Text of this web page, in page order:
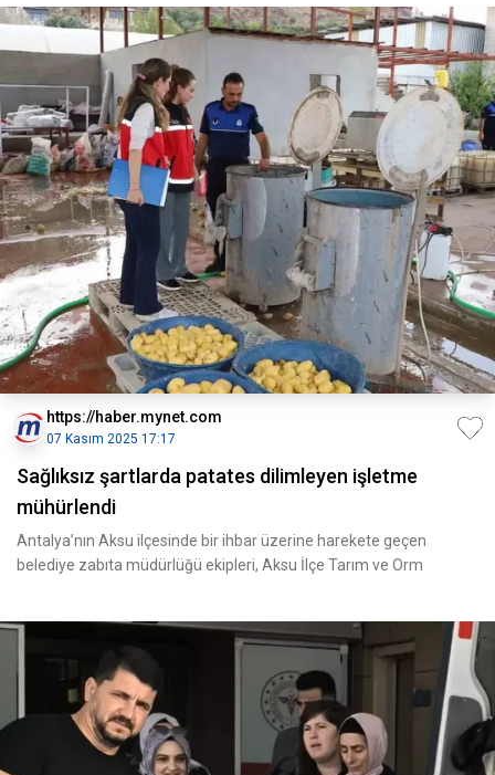
https://haber.mynet.com
07 Kasım 2025 17:17
Sağlıksız şartlarda patates dilimleyen işletme
mühürlendi
Antalya’nın Aksu ilçesinde bir ihbar üzerine harekete geçen
belediye zabıta müdürlüğü ekipleri, Aksu İlçe Tarım ve Orm